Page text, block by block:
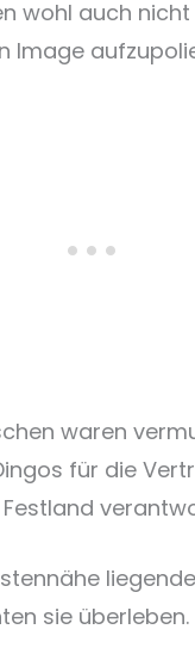
wohl auch nicht
Image
waren
für die
sie überleben.